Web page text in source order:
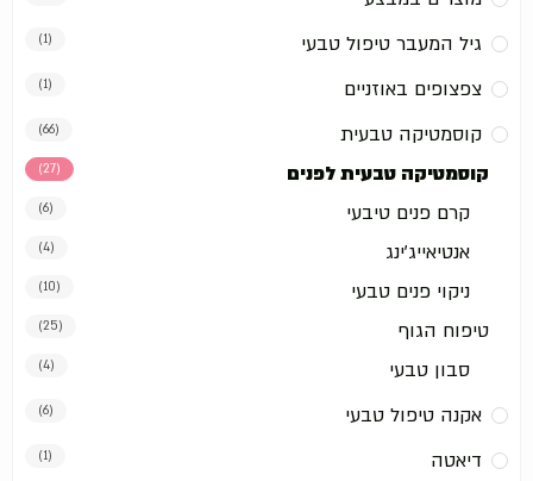
גיל המעבר טיפול טבעי (1)
צפצופים באוזניים (1)
קוסמטיקה טבעית (66)
קוסמטיקה טבעית לפנים (27)
קרם פנים טיבעי (6)
אנטיאייג'ינג (4)
ניקוי פנים טבעי (10)
טיפוח הגוף (25)
סבון טבעי (4)
אקנה טיפול טבעי (6)
דיאטה (1)